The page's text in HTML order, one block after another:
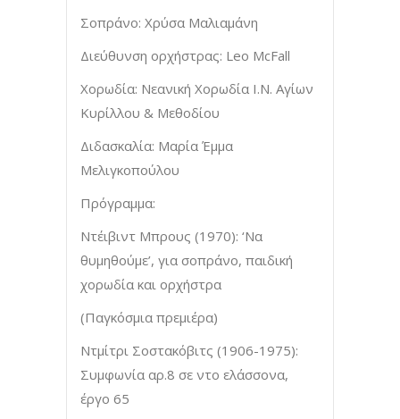
Σοπράνο: Χρύσα Μαλιαμάνη
Διεύθυνση ορχήστρας: Leo McFall
Χορωδία: Νεανική Χορωδία Ι.Ν. Αγίων
Κυρίλλου & Μεθοδίου
Διδασκαλία: Μαρία Έμμα
Μελιγκοπούλου
Πρόγραμμα:
Ντέιβιντ Μπρους (1970): ‘Να
θυμηθούμε’, για σοπράνο, παιδική
χορωδία και ορχήστρα
(Παγκόσμια πρεμιέρα)
Ντμίτρι Σοστακόβιτς (1906-1975):
Συμφωνία αρ.8 σε ντο ελάσσονα,
έργο 65